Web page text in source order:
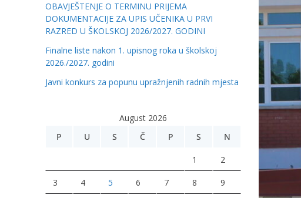
OBAVJEŠTENJE O TERMINU PRIJEMA
DOKUMENTACIJE ZA UPIS UČENIKA U PRVI
RAZRED U ŠKOLSKOJ 2026/2027. GODINI
Finalne liste nakon 1. upisnog roka u školskoj
2026./2027. godini
Javni konkurs za popunu upražnjenih radnih mjesta
August 2026
P
U S Č P S N
1 2
3 4 5 6 7 8 9